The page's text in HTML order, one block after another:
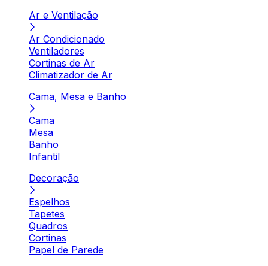
Ar e Ventilação
Ar Condicionado
Ventiladores
Cortinas de Ar
Climatizador de Ar
Cama, Mesa e Banho
Cama
Mesa
Banho
Infantil
Decoração
Espelhos
Tapetes
Quadros
Cortinas
Papel de Parede